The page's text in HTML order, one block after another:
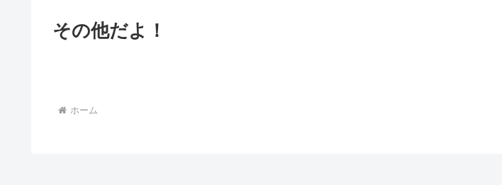
その他だよ！
ホーム